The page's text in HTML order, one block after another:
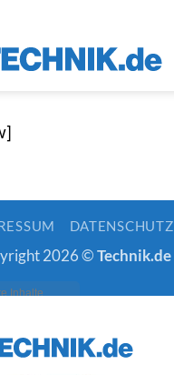
DATENSCHUTZ
2026 ©Technik.de